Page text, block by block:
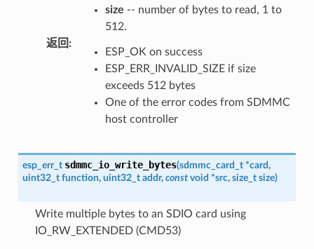
size -- number of bytes to read, 1 to
512.
返回 :
ESP_OK on success
ESP_ERR_INVALID_SIZE if size
exceeds 512 bytes
One of the error codes from SDMMC
host controller
esp_err_t sdmmc_io_write_bytes(sdmmc_card_t *card,
uint32_t function, uint32_t addr, const void *src, size_t size)
Write multiple bytes to an SDIO card using
IO_RW_EXTENDED (CMD53)